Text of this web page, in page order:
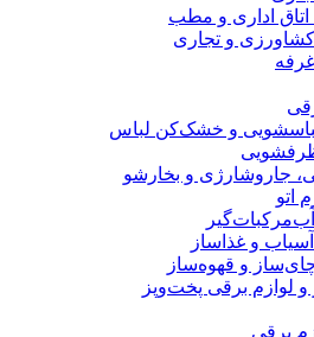
اتاق اداری و مطب
و تجاری
و خشک‌کن لباس
جاروشارژی و بخارشو
اتو
آب‌مرکبات‌گیر
و غذاساز
و قهوه‌ساز
و لوازم برقی پخت‌وپز
برقی